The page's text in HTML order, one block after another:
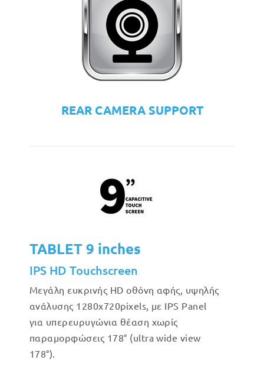
REAR CAMERA SUPPORT
TABLET 9 inches
IPS HD Touchscreen
Μεγάλη ευκρινής HD οθόνη αφής, υψηλής
ανάλυσης 1280x720pixels, με IPS Panel
για υπερευρυγώνια θέαση χωρίς
παραμορφώσεις 178° (ultra wide view
178°).